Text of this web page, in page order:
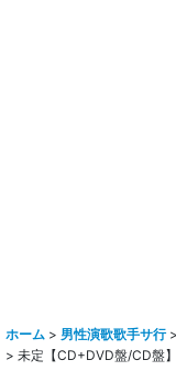
ホーム > 男性演歌歌手サ行 >
> 未定【CD+DVD盤/CD盤